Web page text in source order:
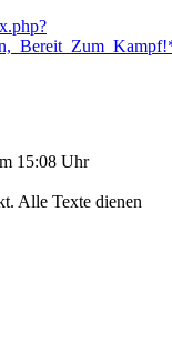
15:08 Uhr
Alle Texte dienen